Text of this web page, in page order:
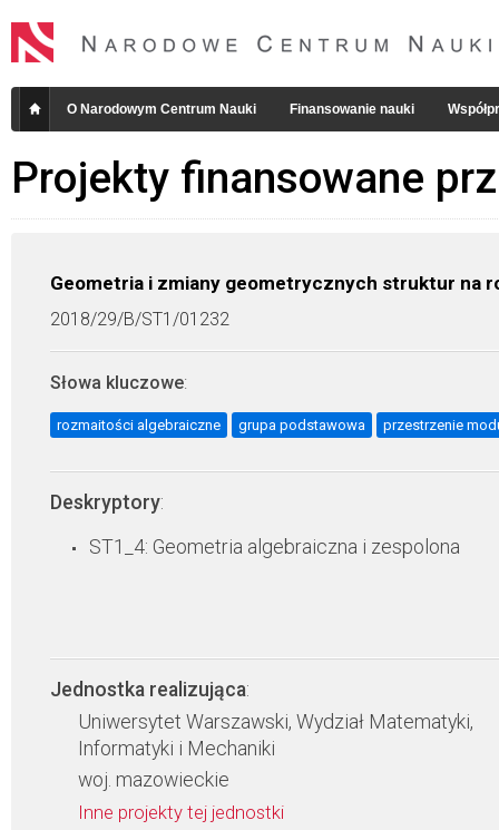
O Narodowym Centrum Nauki Finansowanie nauki
Projekty finansowane
Geometria i zmiany geometrycznych struktur na
2018/29/B/ST1/01232
Słowa kluczowe:
rozmaitości algebraiczne grupa podstawowa przestrzenie
Deskryptory:
ST1_4: Geometria algebraiczna i zespolona
Jednostka realizująca:
Uniwersytet Warszawski, Wydział Matematyki,
Informatyki i Mechaniki
woj. mazowieckie
Inne projekty tej jednostki